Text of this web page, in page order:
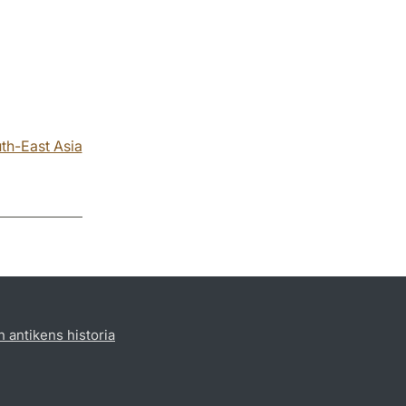
East Asia
antikens historia